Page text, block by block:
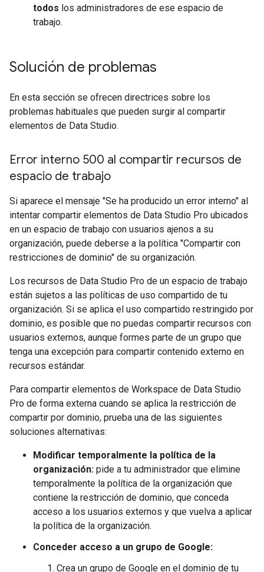
todos los administradores de ese espacio de
trabajo.
Solución de problemas
En esta sección se ofrecen directrices sobre los
problemas habituales que pueden surgir al compartir
elementos de Data Studio.
Error interno 500 al compartir recursos de
espacio de trabajo
Si aparece el mensaje "Se ha producido un error interno" al
intentar compartir elementos de Data Studio Pro ubicados
en un espacio de trabajo con usuarios ajenos a su
organización, puede deberse a la política "Compartir con
restricciones de dominio" de su organización.
Los recursos de Data Studio Pro de un espacio de trabajo
están sujetos a las políticas de uso compartido de tu
organización. Si se aplica el uso compartido restringido por
dominio, es posible que no puedas compartir recursos con
usuarios externos, aunque formes parte de un grupo que
tenga una excepción para compartir contenido externo en
recursos estándar.
Para compartir elementos de Workspace de Data Studio
Pro de forma externa cuando se aplica la restricción de
compartir por dominio, prueba una de las siguientes
soluciones alternativas:
Modificar temporalmente la política de la
organización: pide a tu administrador que elimine
temporalmente la política de la organización que
contiene la restricción de dominio, que conceda
acceso a los usuarios externos y que vuelva a aplicar
la política de la organización.
Conceder acceso a un grupo de Google:
Crea un grupo de Google en el dominio de tu